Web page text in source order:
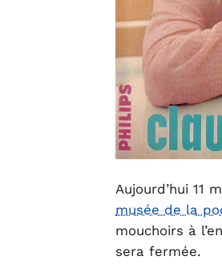
Aujourd’hui 11
musée de la
mouchoirs à
sera fermée.